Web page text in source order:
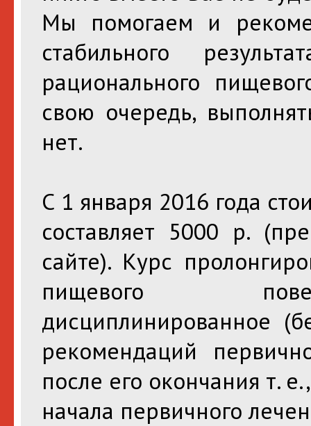
Мы помогаем и
стабильного
рационального
свою очередь,
нет.
С 1 января 2016 года
составляет 5000 р.
сайте). Курс
пищевого
дисциплинированное
рекомендаций
после его окончания т.
начала первичного